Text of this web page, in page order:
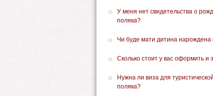
У меня нет свидетельства о
поляка?
Чи буде мати дитина нарождена
Сколько стоит у вас оформить и
Нужна ли виза для
поляка?